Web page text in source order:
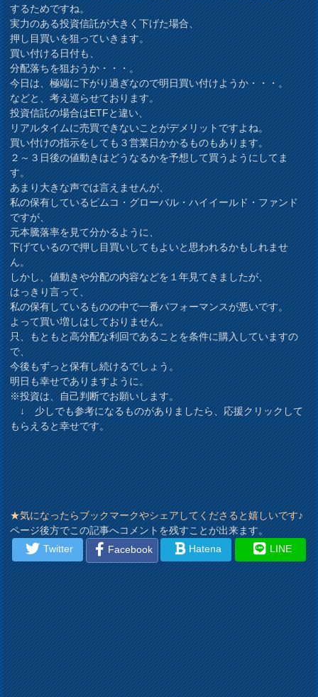
するためですね。
実力のある投資信託が大きく下げた場合、
押し目買いを狙っていきます。
買い付ける日付も、
分配落ちを狙おうか・・・。
今日は、極端に下がり過ぎなので明日買い付けようか・・・。
などと、考え巡らせております。
投資信託の場合はETFと違い、
リアルタイムに売買できないことがデメリットですよね。
買い付けの指示をしても３営業日かかるものもあります。
２～３日後の値動きはどうなるかを予想して買うようにしてま
す。
あまり大きな声では言えませんが、
私の保有しているピムコ・グローバル・ハイイールド・ファンド
ですが、
元本騰落率を見て分かるように、
下げているので押し目買いしてもよいと思われるかもしれませ
ん。
しかし、値動きや分配の内容などを１年見てきましたが、
はっきり言って、
私の保有しているものの中で一番パフォーマンスが悪いです。
よって買い増しはしておりません。
只、もともと高分配な利回であることを条件に購入していますの
で、
今後もずっと保有し続けるでしょう。
明日も幸せでありますように。
※投資は、自己判断でお願いします。
↓ 少しでも参考になるものがありましたら、応援クリックして
もらえると幸せです。
★気になったらブックマークやシェアしてくださると嬉しいです♪
ページ後方でこの記事へコメントを残すことが出来ます。
Twitter
Facebook Hatena LINE